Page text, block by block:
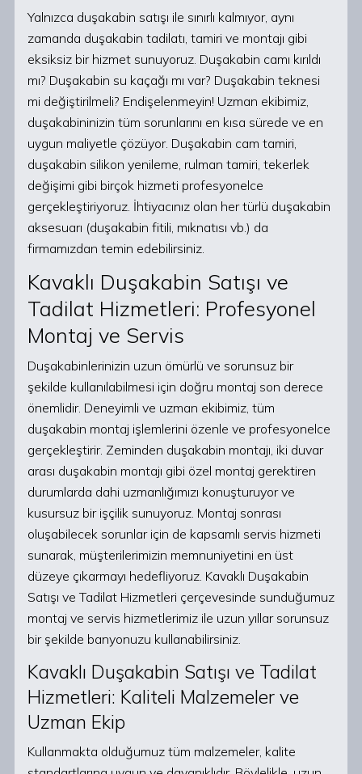
Yalnızca duşakabin satışı ile sınırlı kalmıyor, aynı
zamanda duşakabin tadilatı, tamiri ve montajı gibi
eksiksiz bir hizmet sunuyoruz. Duşakabin camı kırıldı
mı? Duşakabin su kaçağı mı var? Duşakabin teknesi
mi değiştirilmeli? Endişelenmeyin! Uzman ekibimiz,
duşakabininizin tüm sorunlarını en kısa sürede ve en
uygun maliyetle çözüyor. Duşakabin cam tamiri,
duşakabin silikon yenileme, rulman tamiri, tekerlek
değişimi gibi birçok hizmeti profesyonelce
gerçekleştiriyoruz. İhtiyacınız olan her türlü duşakabin
aksesuarı (duşakabin fitili, mıknatısı vb.) da
firmamızdan temin edebilirsiniz.
Kavaklı Duşakabin Satışı ve
Tadilat Hizmetleri: Profesyonel
Montaj ve Servis
Duşakabinlerinizin uzun ömürlü ve sorunsuz bir
şekilde kullanılabilmesi için doğru montaj son derece
önemlidir. Deneyimli ve uzman ekibimiz, tüm
duşakabin montaj işlemlerini özenle ve profesyonelce
gerçekleştirir. Zeminden duşakabin montajı, iki duvar
arası duşakabin montajı gibi özel montaj gerektiren
durumlarda dahi uzmanlığımızı konuşturuyor ve
kusursuz bir işçilik sunuyoruz. Montaj sonrası
oluşabilecek sorunlar için de kapsamlı servis hizmeti
sunarak, müşterilerimizin memnuniyetini en üst
düzeye çıkarmayı hedefliyoruz. Kavaklı Duşakabin
Satışı ve Tadilat Hizmetleri çerçevesinde sunduğumuz
montaj ve servis hizmetlerimiz ile uzun yıllar sorunsuz
bir şekilde banyonuzu kullanabilirsiniz.
Kavaklı Duşakabin Satışı ve Tadilat
Hizmetleri: Kaliteli Malzemeler ve
Uzman Ekip
Kullanmakta olduğumuz tüm malzemeler, kalite